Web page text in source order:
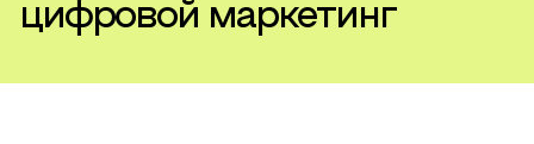
цифровой маркетинг